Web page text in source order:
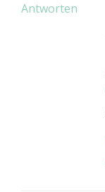
Antworten